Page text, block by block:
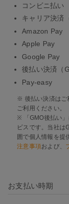
コンビニ払い
キャリア決済
Amazon Pay
Apple Pay
Google Pay
後払い決済（
Pay-easy
※ 後払い決済はご
ご利用ください。
※ 「GMO後払い」
ビスです。当社は
囲で個人情報を提
注意事項および、
お支払い時期